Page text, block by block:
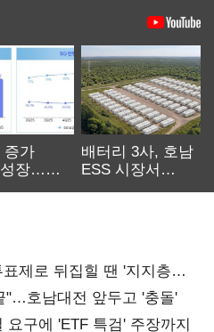
증가
성장…
배터리 3사, 호남
ESS 시장서
제로 뒤집힐 땐 '지지층
"…호남대전 앞두고 '충돌'
구에 'ETF 특검' 주장까지